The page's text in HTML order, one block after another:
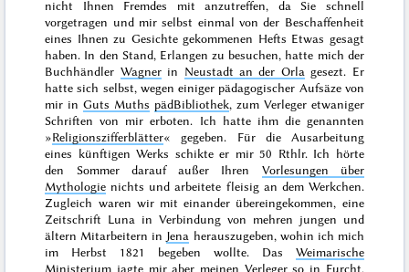
nicht Ihnen Fremdes mit anzutreffen, da Sie schnell
vorgetragen und mir selbst einmal von der Beschaffenheit
eines Ihnen zu Gesichte gekommenen Hefts Etwas gesagt
haben. In den Stand, Erlangen zu besuchen, hatte mich der
Buchhändler Wagnerin Neustadt an der Orla gesezt. Er
hatte sich selbst, wegen einiger pädagogischer Aufsäze von
mir inGuts Muths pädBibliothek, zum Verleger etwaniger
Schriften von mir erboten. Ich hatte ihm die genannten
»Religionszifferblätter« gegeben. Für die Ausarbeitung
eines künftigen Werks schikte er mir 50 Rthlr. Ich hörte
den Sommerdarauf außer Ihren Vorlesungen über
Mythologie nichts und arbeitete fleisig an dem Werkchen.
Zugleich waren wir mit einander übereingekommen, eine
Zeitschrift Luna in Verbindung von mehren jungen und
ältern Mitarbeitern in Jena herauszugeben, wohin ich mich
im Herbst 1821 begeben wollte. Das Weimarische
Ministerium jagte mir aber meinen Verleger so in Furcht,